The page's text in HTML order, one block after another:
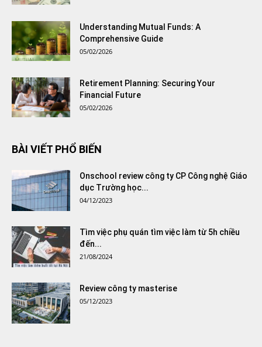
Understanding Mutual Funds: A
Comprehensive Guide
05/02/2026
Retirement Planning: Securing Your
Financial Future
05/02/2026
BÀI VIẾT PHỔ BIẾN
Onschool review công ty CP Công nghệ Giáo
dục Trường học...
04/12/2023
Tìm việc phụ quán tìm việc làm từ 5h chiều
đến...
21/08/2024
Review công ty masterise
05/12/2023